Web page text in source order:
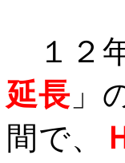
１２
延長 」
間で、